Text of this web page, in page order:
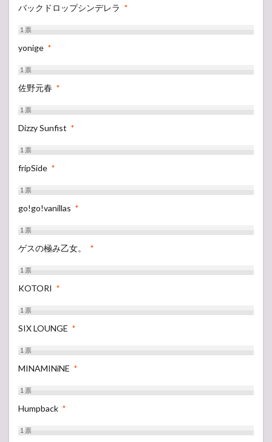
バックドロップシンデレラ *
1票
yonige *
1票
佐野元春 *
1票
Dizzy Sunfist *
1票
fripSide *
1票
go!go!vanillas *
1票
ゲスの極み乙女。 *
1票
KOTORI *
1票
SIX LOUNGE *
1票
MINAMINiNE *
1票
Humpback *
1票